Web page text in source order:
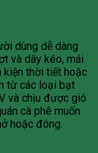
dùng dễ dàng
và dây kéo, mái
kiện thời tiết hoặc
từ các loại bạt
và chịu được gió
cà phê muốn
hoặc đóng.